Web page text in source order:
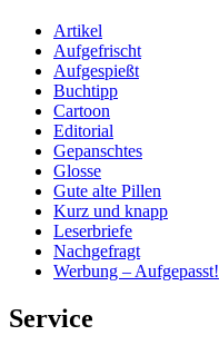
Artikel
Aufgefrischt
Aufgespießt
Buchtipp
Cartoon
Editorial
Gepanschtes
Glosse
Gute alte Pillen
Kurz und knapp
Leserbriefe
Nachgefragt
Werbung – Aufgepasst!
Service